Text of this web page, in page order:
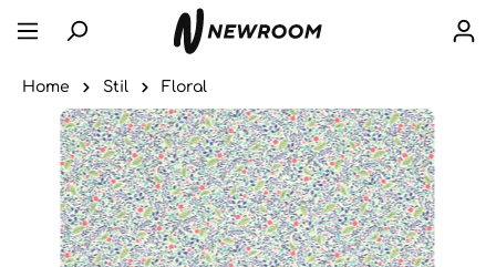
Home Stil Floral